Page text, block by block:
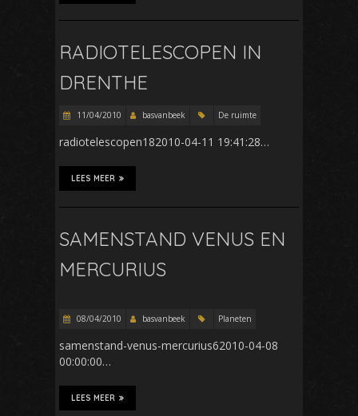
RADIOTELESCOPEN IN
DRENTHE
11/04/2010 basvanbeek De ruimte
radiotelescopen182010-04-11 19:41:28…
LEES MEER
SAMENSTAND VENUS EN
MERCURIUS
08/04/2010 basvanbeek Planeten
samenstand-venus-mercurius62010-04-08
00:00:00…
LEES MEER